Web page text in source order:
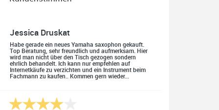
Jessica Druskat
Habe gerade ein neues Yamaha saxophon gekauft.
Top Beratung, sehr freundlich und aufmerksam. Hier
wird man nicht über den Tisch gezogen sondern
ehrlich behandelt. Ich kann nur empfehlen auf
Internetkäufe zu verzichten und ein Instrument beim
Fachmann zu kaufen.. Kommen gern wieder...